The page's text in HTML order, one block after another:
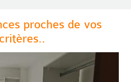
proches de vos
critères..